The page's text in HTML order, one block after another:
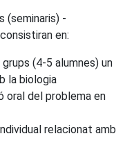
(seminaris) -
en:
(4-5 alumnes) un
la biologia
oral del problema en
relacionat amb